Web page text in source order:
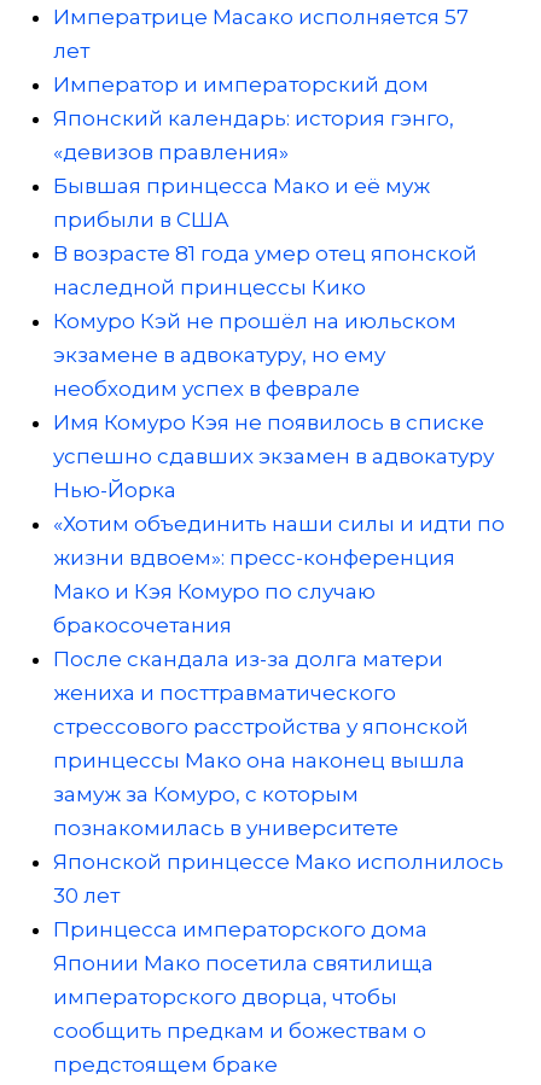
Императрице Масако исполняется 57
лет
Император и императорский дом
Японский календарь: история гэнго,
«девизов правления»
Бывшая принцесса Мако и её муж
прибыли в США
В возрасте 81 года умер отец японской
наследной принцессы Кико
Комуро Кэй не прошёл на июльском
экзамене в адвокатуру, но ему
необходим успех в феврале
Имя Комуро Кэя не появилось в списке
успешно сдавших экзамен в адвокатуру
Нью-Йорка
«Хотим объединить наши силы и идти по
жизни вдвоем»: пресс-конференция
Мако и Кэя Комуро по случаю
бракосочетания
После скандала из-за долга матери
жениха и посттравматического
стрессового расстройства у японской
принцессы Мако она наконец вышла
замуж за Комуро, с которым
познакомилась в университете
Японской принцессе Мако исполнилось
30 лет
Принцесса императорского дома
Японии Мако посетила святилища
императорского дворца, чтобы
сообщить предкам и божествам о
предстоящем браке